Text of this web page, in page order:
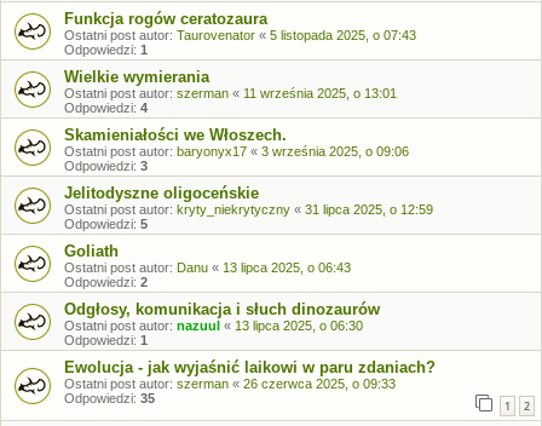
Funkcja rogów ceratozaura
Ostatni post autor: Taurovenator « 5 listopada 2025, o 07:43
Odpowiedzi: 1
Wielkie wymierania
Ostatni post autor: szerman « 11 września 2025, o 13:01
Odpowiedzi: 4
Skamieniałości we Włoszech.
Ostatni post autor: baryonyx17 « 3 września 2025, o 09:06
Odpowiedzi: 3
Jelitodyszne oligoceńskie
Ostatni post autor: kryty_niekrytyczny « 31 lipca 2025, o 12:59
Odpowiedzi: 5
Goliath
Ostatni post autor: Danu « 13 lipca 2025, o 06:43
Odpowiedzi: 2
Odgłosy, komunikacja i słuch dinozaurów
Ostatni post autor: nazuul « 13 lipca 2025, o 06:30
Odpowiedzi: 1
Ewolucja - jak wyjaśnić laikowi w paru zdaniach?
Ostatni post autor: szerman « 26 czerwca 2025, o 09:33
Odpowiedzi: 35 1 2